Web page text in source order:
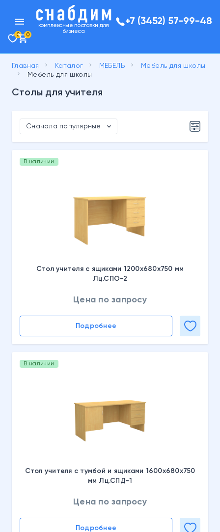
menu
комплексные поставки для
бизнеса
+7 (3452) 57-99-48
0 0
Главная keyboard_arrow_right Каталог keyboard_arrow_right МЕБЕЛЬ keyboard_arrow_right Мебель для школы
keyboard_arrow_right Мебель для школы
Столы для учителя
Сначала популярные expand_more
В наличии
Стол учителя с ящиками 1200х680х750 мм
Лц.СПО-2
Цена по запросу
Подробнее
В наличии
Стол учителя с тумбой и ящиками 1600х680х750
мм Лц.СПД-1
Цена по запросу
Подробнее